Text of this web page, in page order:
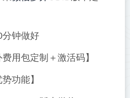
钟做好
包定制＋激活码】
功能】